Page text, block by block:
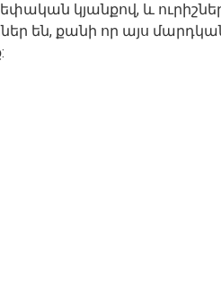
կյանքով, և
են, քանի որ այս